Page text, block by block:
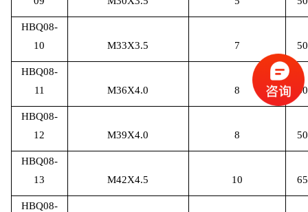
HBQ08-
10
M33X3.5 7
HBQ08-
11
M36X4.0 8
HBQ08-
12
M39X4.0 8
HBQ08-
13
M42X4.5 10
HBQ08-